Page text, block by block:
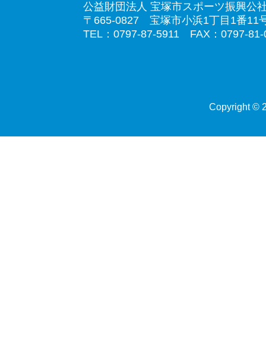
公益財団法人 宝塚市スポーツ振興公
〒665-0827 宝塚市小浜1丁目1番11
TEL：0797-87-5911 FAX：0797-81-
Copyright ©